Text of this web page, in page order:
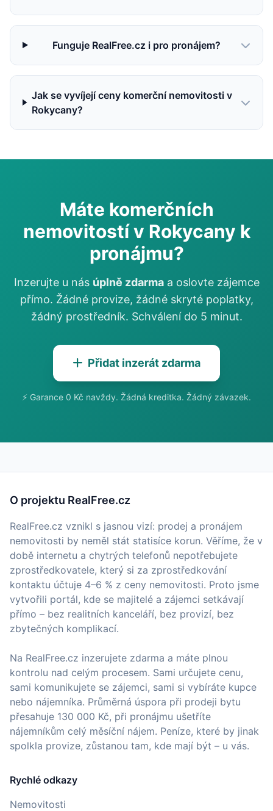
Funguje RealFree.cz i pro pronájem?
Jak se vyvíjejí ceny komerční nemovitosti v
Rokycany?
Máte komerčních
nemovitostí v Rokycany k
pronájmu?
Inzerujte u nás úplně zdarmaa oslovte zájemce
přímo. Žádné provize, žádné skryté poplatky,
žádný prostředník. Schválení do 5 minut.
Přidat inzerát zdarma
⚡ Garance 0 Kč navždy. Žádná kreditka. Žádný závazek.
O projektu RealFree.cz
RealFree.cz vznikl s jasnou vizí: prodej a pronájem
nemovitosti by neměl stát statisíce korun. Věříme, že v
době internetu a chytrých telefonů nepotřebujete
zprostředkovatele, který si za zprostředkování
kontaktu účtuje 4–6 % z ceny nemovitosti. Proto jsme
vytvořili portál, kde se majitelé a zájemci setkávají
přímo – bez realitních kanceláří, bez provizí, bez
zbytečných komplikací.
Na RealFree.cz inzerujete zdarma a máte plnou
kontrolu nad celým procesem. Sami určujete cenu,
sami komunikujete se zájemci, sami si vybíráte kupce
nebo nájemníka. Průměrná úspora při prodeji bytu
přesahuje 130 000 Kč, při pronájmu ušetříte
nájemníkům celý měsíční nájem. Peníze, které by jinak
spolkla provize, zůstanou tam, kde mají být – u vás.
Rychlé odkazy
Nemovitosti